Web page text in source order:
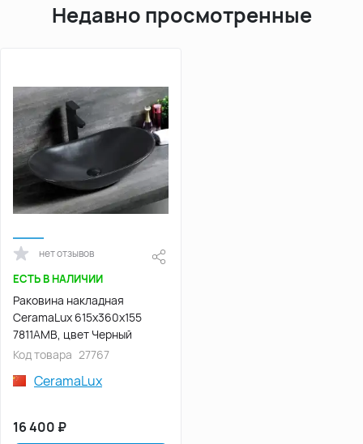
Недавно просмотренные
нет отзывов
ЕСТЬ В НАЛИЧИИ
Раковина накладная
CeramaLux 615х360х155
7811АМВ, цвет Черный
Код товара 27767
CeramaLux
16 400 ₽